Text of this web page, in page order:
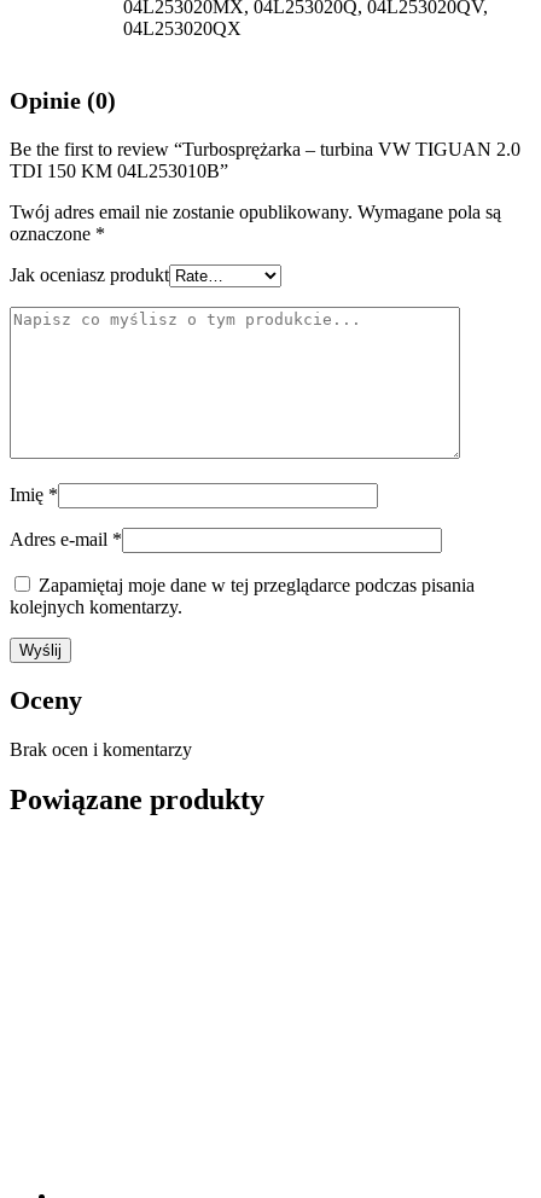
04L253020MX, 04L253020Q, 04L253020QV,
04L253020QX
Opinie (0)
Be the first to review “Turbosprężarka – turbina VW TIGUAN 2.0
TDI 150 KM 04L253010B”
Twój adres email nie zostanie opublikowany. Wymagane pola są
oznaczone *
Jak oceniasz produkt
Imię *
Adres e-mail *
Zapamiętaj moje dane w tej przeglądarce podczas pisania
kolejnych komentarzy.
Oceny
Brak ocen i komentarzy
Powiązane produkty